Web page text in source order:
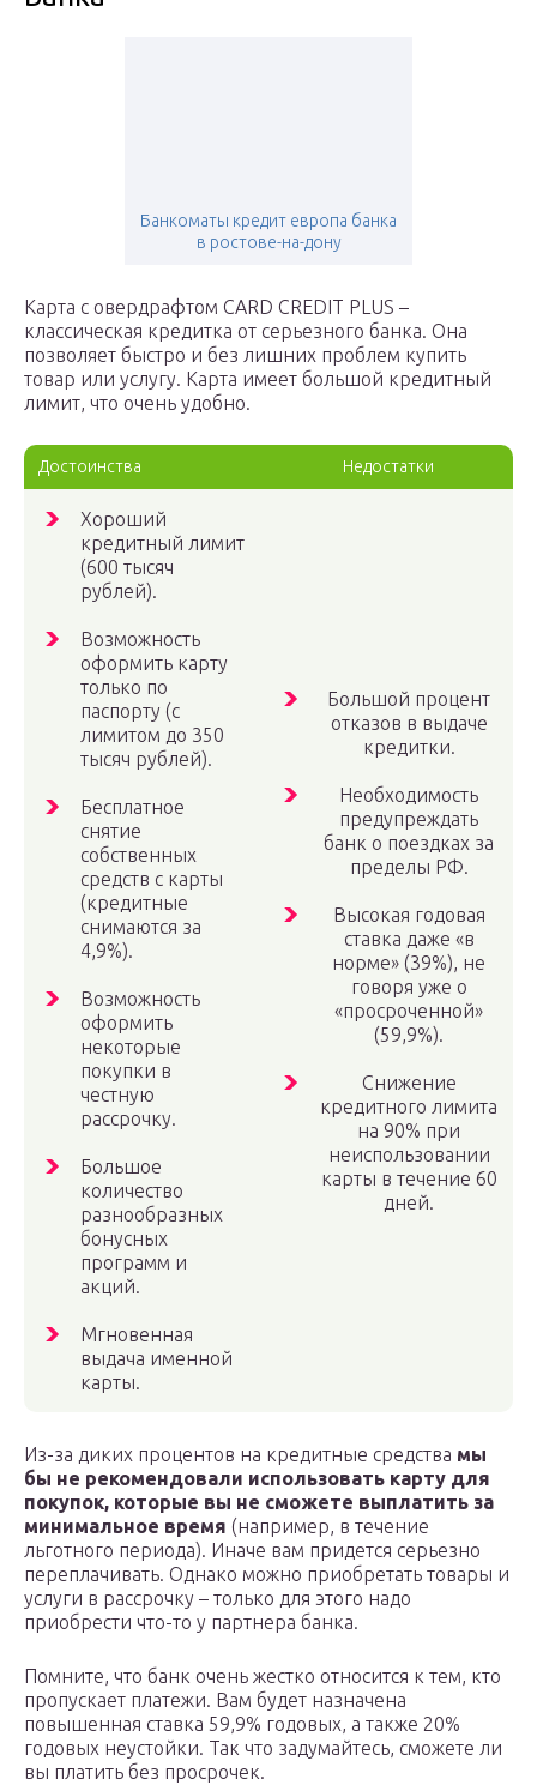
Банкоматы кредит европа банка
в ростове-на-дону
Карта с овердрафтом CARD CREDIT PLUS –
классическая кредитка от серьезного банка. Она
позволяет быстро и без лишних проблем купить
товар или услугу. Карта имеет большой кредитный
лимит, что очень удобно.
Достоинства Недостатки
Хороший
кредитный лимит
(600 тысяч
рублей).
Возможность
оформить карту
только по
паспорту (с
лимитом до 350
тысяч рублей).
Бесплатное
снятие
собственных
средств с карты
(кредитные
снимаются за
4,9%).
Возможность
оформить
некоторые
покупки в
честную
рассрочку.
Большое
количество
разнообразных
бонусных
программ и
акций.
Мгновенная
выдача именной
карты.
Большой процент
отказов в выдаче
кредитки.
Необходимость
предупреждать
банк о поездках за
пределы РФ.
Высокая годовая
ставка даже «в
норме» (39%), не
говоря уже о
«просроченной»
(59,9%).
Снижение
кредитного лимита
на 90% при
неиспользовании
карты в течение 60
дней.
Из-за диких процентов на кредитные средства мы
бы не рекомендовали использовать карту для
покупок, которые вы не сможете выплатить за
минимальное время (например, в течение
льготного периода). Иначе вам придется серьезно
переплачивать. Однако можно приобретать товары и
услуги в рассрочку – только для этого надо
приобрести что-то у партнера банка.
Помните, что банк очень жестко относится к тем, кто
пропускает платежи. Вам будет назначена
повышенная ставка 59,9% годовых, а также 20%
годовых неустойки. Так что задумайтесь, сможете ли
вы платить без просрочек.